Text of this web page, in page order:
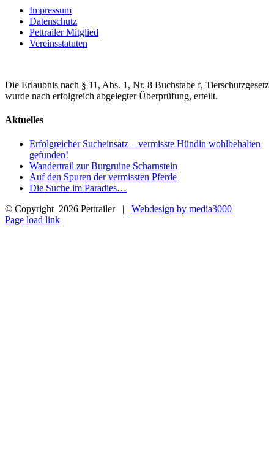
Impressum
Datenschutz
Pettrailer Mitglied
Vereinsstatuten
Die Erlaubnis nach § 11, Abs. 1, Nr. 8 Buchstabe f, Tierschutzgesetz
wurde nach erfolgreich abgelegter Überprüfung, erteilt.
Aktuelles
Erfolgreicher Sucheinsatz – vermisste Hündin wohlbehalten
gefunden!
Wandertrail zur Burgruine Scharnstein
Auf den Spuren der vermissten Pferde
Die Suche im Paradies…
© Copyright 2026 Pettrailer | Webdesign by media3000
Facebook
Page load link